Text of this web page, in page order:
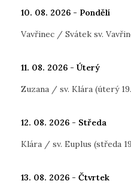
10. 08. 2026 - Pondělí
Vavřinec / Svátek sv.
11. 08. 2026 - Úterý
Zuzana / sv. Klára (úterý
12. 08. 2026 - Středa
Klára / sv. Euplus (středa
13. 08. 2026 - Čtvrtek